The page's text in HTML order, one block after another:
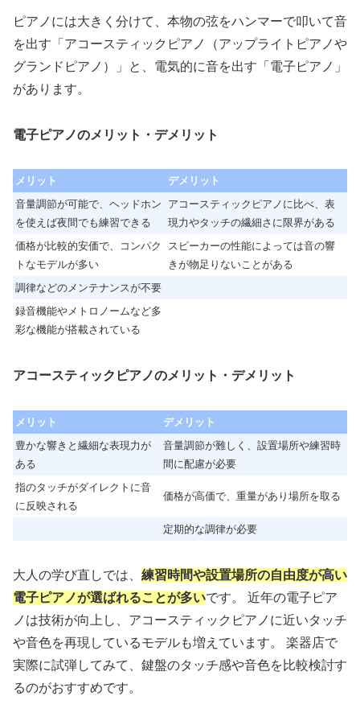
ピアノには大きく分けて、本物の弦をハンマーで叩いて音
を出す「アコースティックピアノ（アップライトピアノや
グランドピアノ）」と、電気的に音を出す「電子ピアノ」
があります。
電子ピアノのメリット・デメリット
メリット
デメリット
音量調節が可能で、ヘッドホン
を使えば夜間でも練習できる
アコースティックピアノに比べ、表
現力やタッチの繊細さに限界がある
価格が比較的安価で、コンパク
トなモデルが多い
スピーカーの性能によっては音の響
きが物足りないことがある
調律などのメンテナンスが不要
録音機能やメトロノームなど多
彩な機能が搭載されている
アコースティックピアノのメリット・デメリット
メリット
デメリット
豊かな響きと繊細な表現力が
ある
音量調節が難しく、設置場所や練習時
間に配慮が必要
指のタッチがダイレクトに音
に反映される
価格が高価で、重量があり場所を取る
定期的な調律が必要
大人の学び直しでは、 練習時間や設置場所の自由度が高い
電子ピアノが選ばれることが多いです。 近年の電子ピア
ノは技術が向上し、アコースティックピアノに近いタッチ
や音色を再現しているモデルも増えています。 楽器店で
実際に試弾してみて、鍵盤のタッチ感や音色を比較検討す
るのがおすすめです。